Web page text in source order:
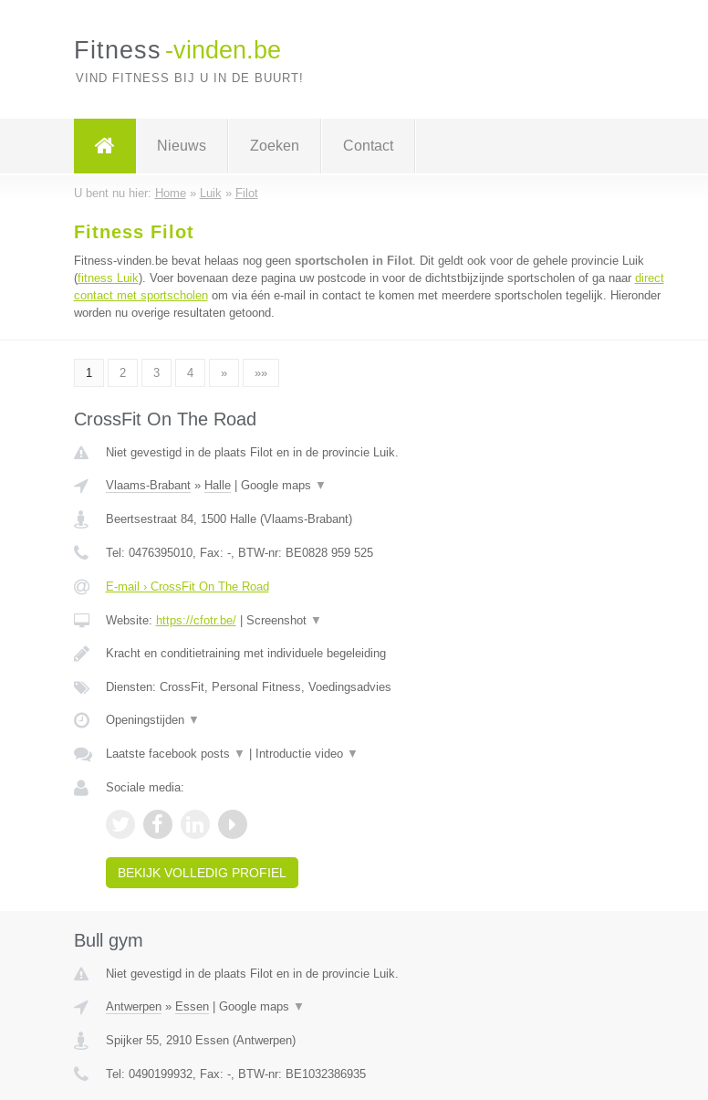
Fitness -vinden.be
VIND FITNESS BIJ U IN DE BUURT!
Nieuws Zoeken Contact
U bent nu hier: Home» Luik » Filot
Fitness Filot
Fitness-vinden.be bevat helaas nog geen sportscholen in Filot. Dit geldt ook voor de gehele provincie Luik
(fitness Luik). Voer bovenaan deze pagina uw postcode in voor de dichtstbijzijnde sportscholen of ga naar direct
contact met sportscholenom via één e-mail in contact te komen met meerdere sportscholen tegelijk. Hieronder
worden nu overige resultaten getoond.
1 2 3 4 » »»
CrossFit On The Road
Niet gevestigd in de plaats Filot en in de provincie Luik.
Vlaams-Brabant» Halle| Google maps ▼
Beertsestraat 84, 1500 Halle(Vlaams-Brabant)
Tel: 0476395010, Fax: -, BTW-nr: BE0828 959 525
E-mail › CrossFit On The Road
Website: https://cfotr.be/| Screenshot ▼
Kracht en conditietraining met individuele begeleiding
Diensten: CrossFit, Personal Fitness, Voedingsadvies
Openingstijden ▼
Laatste facebook posts ▼ Introductie video ▼
Sociale media:
BEKIJK VOLLEDIG PROFIEL
Bull gym
Niet gevestigd in de plaats Filot en in de provincie Luik.
Antwerpen» Essen| Google maps ▼
Spijker 55, 2910 Essen(Antwerpen)
Tel: 0490199932, Fax: -, BTW-nr: BE1032386935